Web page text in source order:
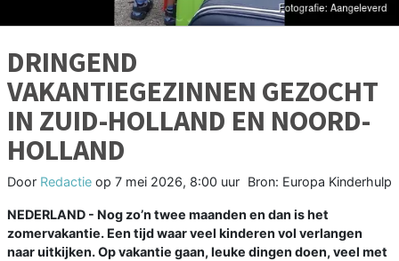
DRINGEND
VAKANTIEGEZINNEN GEZOCHT
IN ZUID-HOLLAND EN NOORD-
HOLLAND
Door Redactie op 7 mei 2026, 8:00 uur Bron: Europa Kinderhulp
NEDERLAND - Nog zo’n twee maanden en dan is het
zomervakantie. Een tijd waar veel kinderen vol verlangen
naar uitkijken. Op vakantie gaan, leuke dingen doen, veel met